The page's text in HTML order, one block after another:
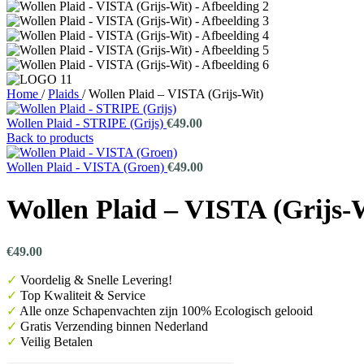
Home / Plaids / Wollen Plaid – VISTA (Grijs-Wit)
Wollen Plaid - STRIPE (Grijs) €49.00
Back to products
Wollen Plaid - VISTA (Groen) €49.00
Wollen Plaid – VISTA (Grijs-
€49.00
✓ Voordelig & Snelle Levering!
✓ Top Kwaliteit & Service
✓ Alle onze Schapenvachten zijn 100% Ecologisch gelooid
✓ Gratis Verzending binnen Nederland
✓ Veilig Betalen